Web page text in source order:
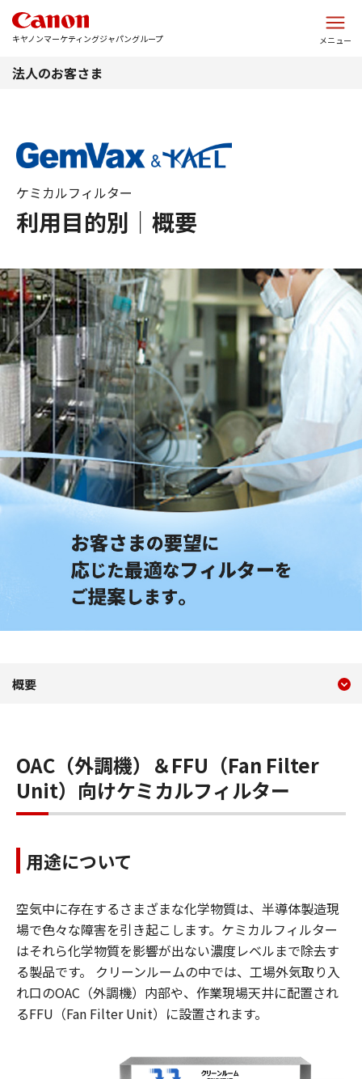
キヤノンマーケティングジャパングループ メニュー
法人のお客さま
利用目的別｜概要
ケミカルフィルター
ケミカルフィルター 利用
概要
OAC（外調機）＆FFU（Fan Filter
Unit）向けケミカルフィルター
用途について
空気中に存在するさまざまな化学物質は、半導体製造現
場で色々な障害を引き起こします。ケミカルフィルター
はそれら化学物質を影響が出ない濃度レベルまで除去す
る製品です。 クリーンルームの中では、工場外気取り入
れ口のOAC（外調機）内部や、作業現場天井に配置され
るFFU（Fan Filter Unit）に設置されます。